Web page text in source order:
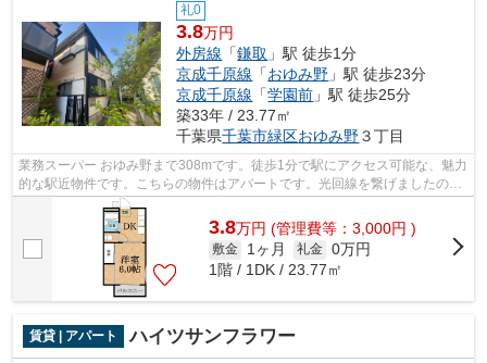
礼0
3.8万円
外房線 「鎌取 」駅 徒歩1分
京成千原線 「おゆみ野 」駅 徒歩23分
京成千原線 「学園前 」駅 徒歩25分
築33年 / 23.77㎡
千葉県千葉市緑区おゆみ野３丁目
業務スーパー おゆみ野まで308mです。徒歩1分で駅にアクセス可能な、魅力
的な駅近物件です。こちらの物件はアパートです。光回線を繋げましたので
パソコン作業がスムーズです。外房線...
3.8万円 (管理費等：3,000円 )
敷金 1ヶ月 礼金 0万円
1階 / 1DK / 23.77㎡
賃貸 | アパート ハイツサンフラワー